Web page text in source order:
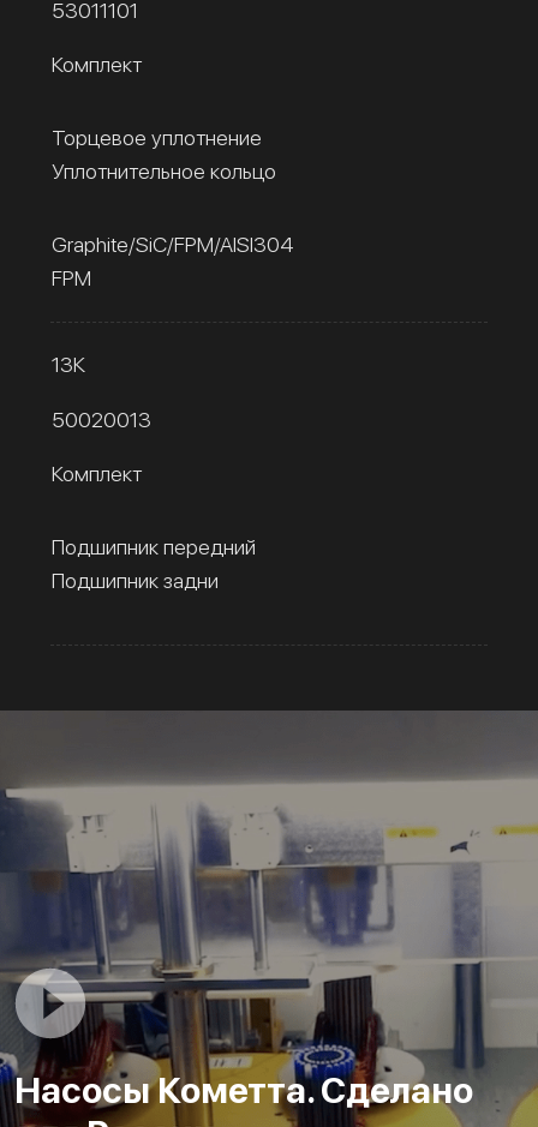
53011101
Комплект
Торцевое уплотнение
Уплотнительное кольцо
Graphite/SiC/FPM/AISI304
FPM
13К
50020013
Комплект
Подшипник передний
Подшипник задни
Насосы Кометта. Сделано